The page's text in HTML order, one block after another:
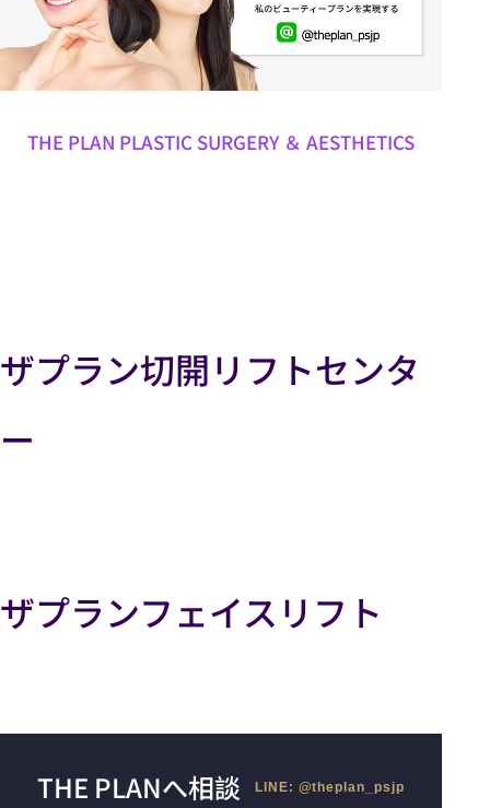
THE PLAN PLASTIC SURGERY ＆ AESTHETICS
ザプラン切開リフトセンタ
ー
ザプランフェイスリフト
THE PLANへ相談 LINE: @theplan_psjp